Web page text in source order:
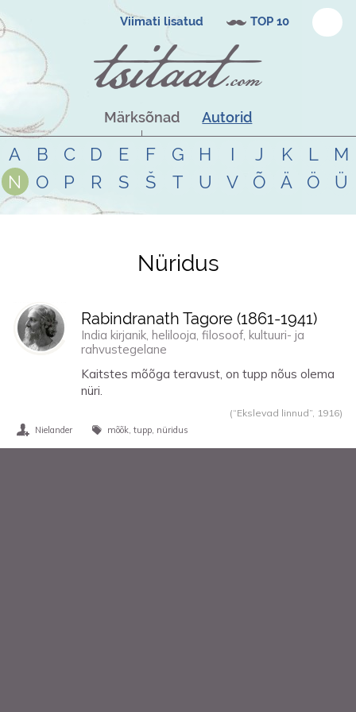
Viimati lisatud TOP 10
Märksõnad Autorid
A B C D E F G H I J K L
M
N
O P R S Š T U V Õ Ä Ö Ü
Tsitaadid teemal nüridus
Nüridus
Rabindranath Tagore (1861-1941)
India kirjanik, helilooja, filosoof, kultuuri- ja
rahvustegelane
Kaitstes mõõga teravust, on tupp nõus olema
nüri.
(“Ekslevad linnud”, 1916)
Nielander mõõk tupp nüridus